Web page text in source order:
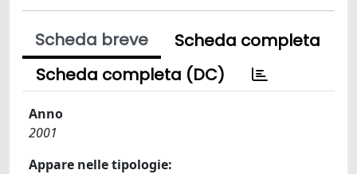
Scheda breve
Scheda completa
Scheda completa (DC)
Anno
2001
Appare nelle tipologie: